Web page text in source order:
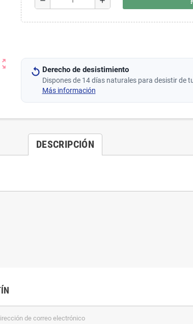
Derecho de desistimiento
Dispones de 14 días naturales para desistir de
Más información
DESCRIPCIÓN